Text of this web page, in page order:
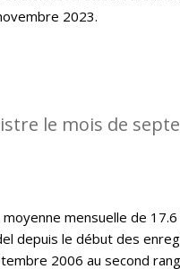
2023.
le mois de
mensuelle de
depuis le début des
2006 au second rang